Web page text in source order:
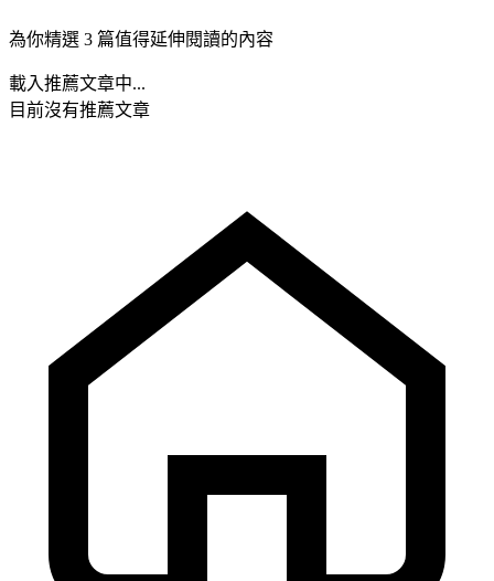
為你精選 3 篇值得延伸閱讀的內容
載入推薦文章中...
目前沒有推薦文章